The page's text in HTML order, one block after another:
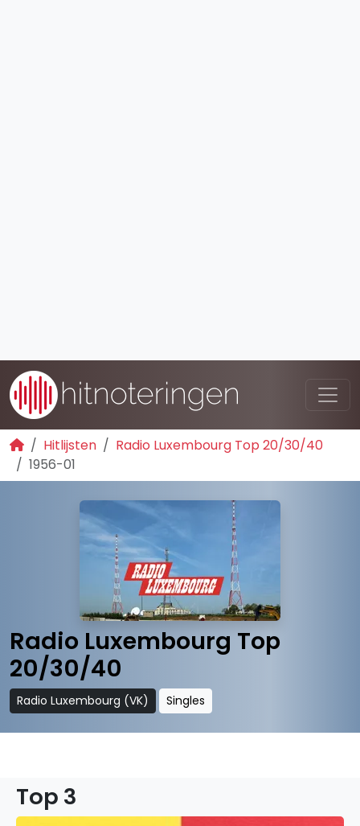
Hitlijsten
Radio Luxembourg Top 20/30/40
1956-01
Radio Luxembourg Top
20/30/40
Radio Luxembourg (VK) Singles
Top 3